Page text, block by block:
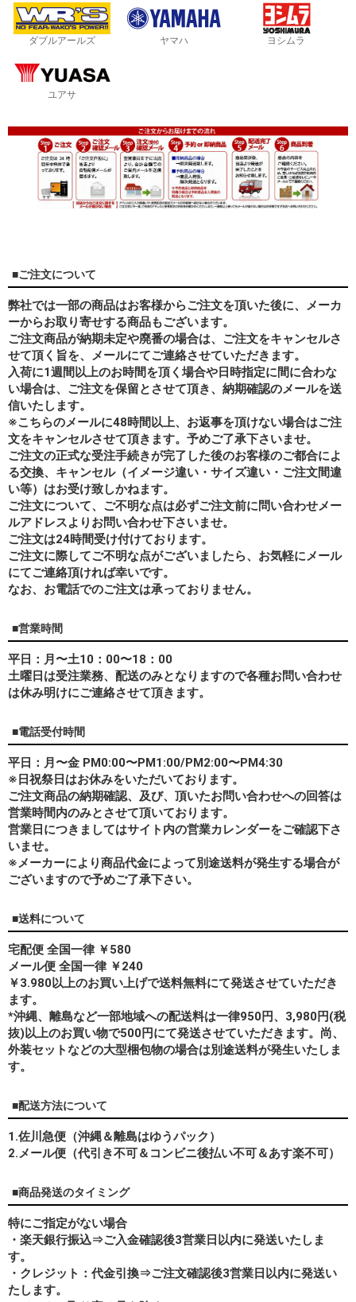
ダブルアールズ ヤマハ ヨシムラ
ユアサ
■ご注文について
弊社では一部の商品はお客様からご注文を頂いた後に、メーカ
ーからお取り寄せする商品もございます。
ご注文商品が納期未定や廃番の場合は、ご注文をキャンセルさ
せて頂く旨を、メールにてご連絡させていただきます。
入荷に1週間以上のお時間を頂く場合や日時指定に間に合わな
い場合は、ご注文を保留とさせて頂き、納期確認のメールを送
信いたします。
※こちらのメールに48時間以上、お返事を頂けない場合はご注
文をキャンセルさせて頂きます。予めご了承下さいませ。
ご注文の正式な受注手続きが完了した後のお客様のご都合によ
る交換、キャンセル（イメージ違い・サイズ違い・ご注文間違
い等）はお受け致しかねます。
ご注文について、ご不明な点は必ずご注文前に問い合わせメー
ルアドレスよりお問い合わせ下さいませ。
ご注文は24時間受け付けております。
ご注文に際してご不明な点がございましたら、お気軽にメール
にてご連絡頂ければ幸いです。
なお、 お電話でのご注文は承っておりません。
■営業時間
平日：月〜土10：00〜18：00
土曜日は受注業務、配送のみとなりますので各種お問い合わせ
は休み明けにご連絡させて頂きます。
■電話受付時間
平日：月〜金 PM0:00〜PM1:00/PM2:00〜PM4:30
※日祝祭日はお休みをいただいております。
ご注文商品の納期確認、及び、頂いたお問い合わせへの回答は
営業時間内のみとさせて頂いております。
営業日につきましてはサイト内の営業カレンダーをご確認下さ
いませ。
※メーカーにより商品代金によって別途送料が発生する場合が
ございますので予めご了承下さい。
■送料について
宅配便 全国一律 ￥580
メール便 全国一律 ￥240
￥3.980以上のお買い上げで送料無料にて発送させていただき
ます。
*沖縄、離島など一部地域への配送料は一律950円、3,980円(税
抜)以上のお買い物で500円にて発送させていただきます。尚、
外装セットなどの大型梱包物の場合は別途送料が発生いたしま
す。
■配送方法について
1.佐川急便（沖縄＆離島はゆうパック）
2.メール便（代引き不可＆コンビニ後払い不可＆あす楽不可）
■商品発送のタイミング
特にご指定がない場合
・楽天銀行振込⇒ご入金確認後3営業日以内に発送いたしま
す。
・クレジット：代金引換⇒ご注文確認後3営業日以内に発送い
たします。